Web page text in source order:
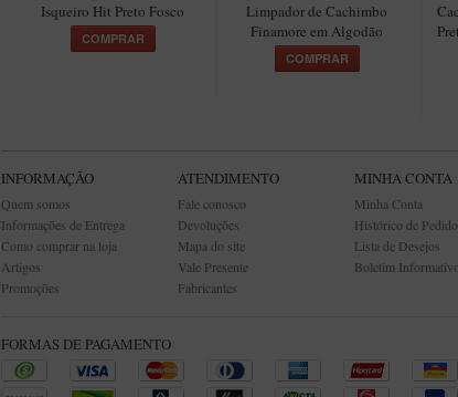
Isqueiro Hit Preto Fosco
COMPRAR
Limpador de Cachimbo
Finamore em Algodão
COMPRAR
INFORMAÇÃO
Quem somos
Informações de Entrega
Como comprar na loja
Artigos
Promoções
ATENDIMENTO
Fale conosco
Devoluções
Mapa do site
Vale Presente
Fabricantes
MINHA CONTA
Minha Conta
Histórico de
Lista de Desejos
Boletim Informativo
FORMAS DE PAGAMENTO